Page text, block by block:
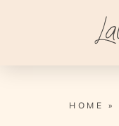
HOME »